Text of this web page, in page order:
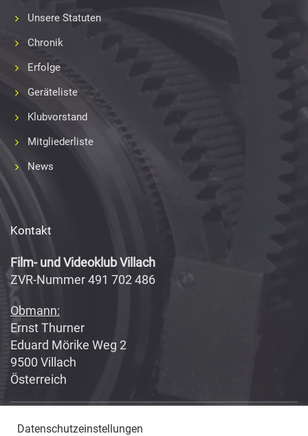
Unsere Statuten
Chronik
Erfolge
Geräteliste
Klubvorstand
Mitgliederliste
News
Kontakt
Film- und Videoklub Villach
ZVR-Nummer 491 702 486
Obmann:
Ernst Thurner
Eduard Mörike Weg 2
9500 Villach
Österreich
Copyright 2017-2018Fabian Geissler (Webseitendesign)
Datenschutzeinstellungen